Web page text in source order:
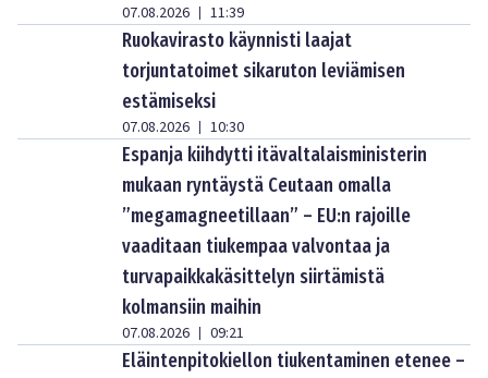
07.08.2026 | 11:39
Ruokavirasto käynnisti laajat
torjuntatoimet sikaruton leviämisen
estämiseksi
07.08.2026 | 10:30
Espanja kiihdytti itävaltalaisministerin
mukaan ryntäystä Ceutaan omalla
”megamagneetillaan” – EU:n rajoille
vaaditaan tiukempaa valvontaa ja
turvapaikkakäsittelyn siirtämistä
kolmansiin maihin
07.08.2026 | 09:21
Eläintenpitokiellon tiukentaminen etenee –